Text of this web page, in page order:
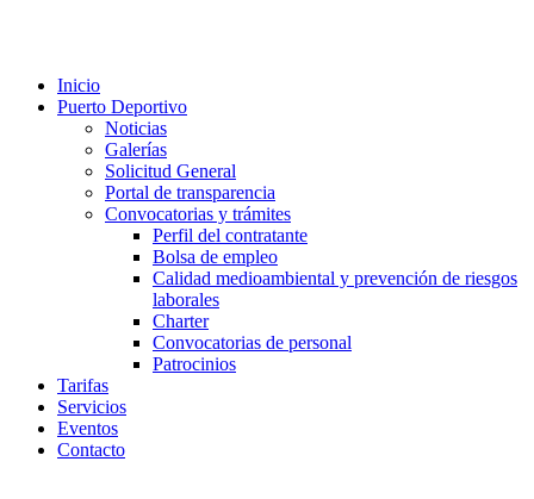
Inicio
Puerto Deportivo
Noticias
Galerías
Solicitud General
Portal de transparencia
Convocatorias y trámites
Perfil del contratante
Bolsa de empleo
Calidad medioambiental y prevención de riesgos
laborales
Charter
Convocatorias de personal
Patrocinios
Tarifas
Servicios
Eventos
Contacto